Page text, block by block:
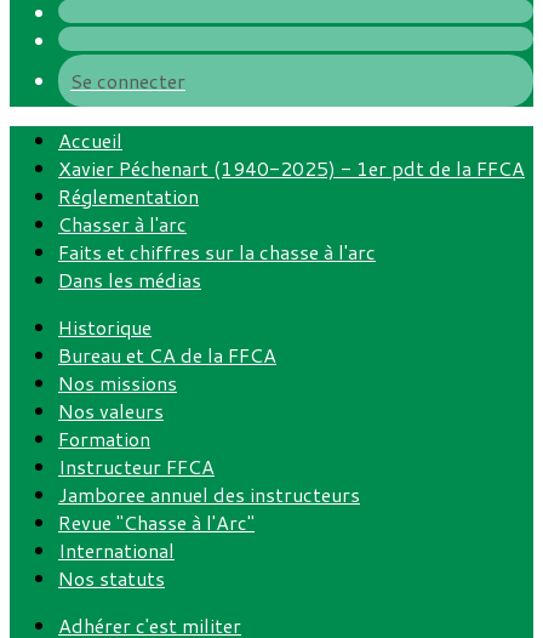
Se connecter
Accueil
Xavier Péchenart (1940-2025) - 1er pdt de la FFCA
Réglementation
Chasser à l'arc
Faits et chiffres sur la chasse à l'arc
Dans les médias
Historique
Bureau et CA de la FFCA
Nos missions
Nos valeurs
Formation
Instructeur FFCA
Jamboree annuel des instructeurs
Revue "Chasse à l'Arc"
International
Nos statuts
Adhérer c'est militer